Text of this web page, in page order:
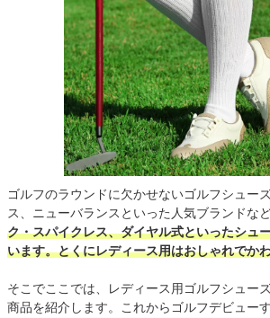
ゴルフのラウンドに欠かせないゴルフシュー
ス、ニューバランスといった人気ブランドな
ク・スパイクレス、ダイヤル式といったシュ
います。とくにレディース用はおしゃれでか
そこでここでは、レディース用ゴルフシュー
商品を紹介します。これからゴルフデビュー